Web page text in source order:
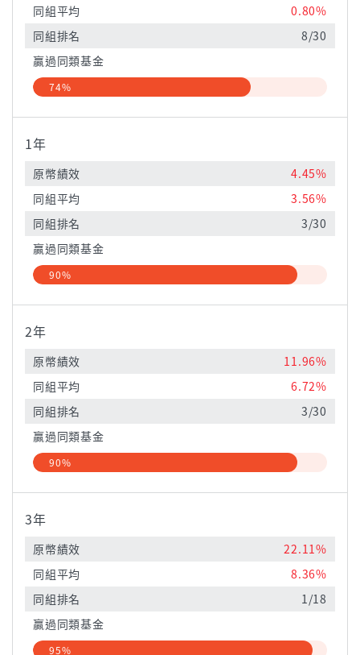
同組平均
0.80%
同組排名
8/30
贏過同類基金
74%
1年
原幣績效
4.45%
同組平均
3.56%
同組排名
3/30
贏過同類基金
90%
2年
原幣績效
11.96%
同組平均
6.72%
同組排名
3/30
贏過同類基金
90%
3年
原幣績效
22.11%
同組平均
8.36%
同組排名
1/18
贏過同類基金
95%